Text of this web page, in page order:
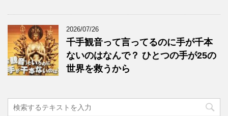
2026/07/26
千手観音って言ってるのに手が千本
ないのはなんで？ ひとつの手が25の
世界を救うから